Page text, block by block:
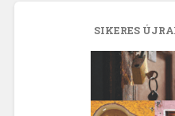
SIKERES